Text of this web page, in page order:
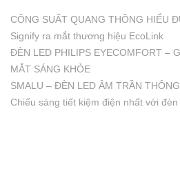
CÔNG SUẤT QUANG THÔNG HIỂU
Signify ra mắt thương hiệu EcoLink
ĐÈN LED PHILIPS EYECOMFORT –
MẮT SÁNG KHỎE
SMALU – ĐÈN LED ÂM TRẦN
Chiếu sáng tiết kiệm điện nhất với đèn